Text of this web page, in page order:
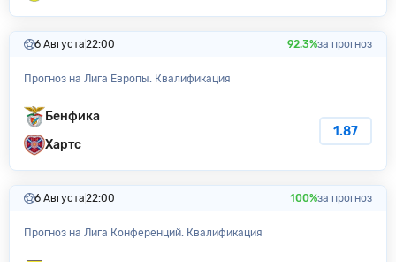
6 Августа22:00 92.3%за прогноз
Прогноз на Лига Европы. Квалификация
Бенфика
Хартс
1.87
6 Августа22:00 100%за прогноз
Прогноз на Лига Конференций. Квалификация